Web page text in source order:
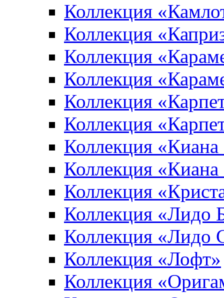
Коллекция
Коллекция
Коллекция
Коллекция
Коллекция
Коллекция
Коллекция
Коллекция
Коллекция
Коллекция «Лидо
Коллекция «Лидо
Коллекция «Лофт»
Коллекция